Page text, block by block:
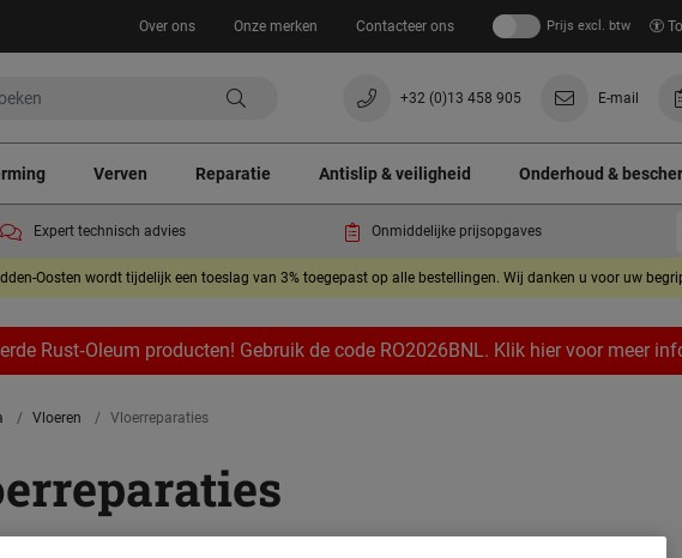
Over ons Onze merken Contacteer ons Prijs excl. btw
+32 (0)13 458 905 E-mail
Verven Reparatie Antislip & veiligheid Onderhoud &
Expert technisch advies Onmiddelijke prijsopgaves
Oosten wordt tijdelijk een toeslag van 3% toegepast op alle bestellingen. Wij danken u voor uw
Rust‑Oleum producten! Gebruik de code RO2026BNL. Klik hier voor meer
Vloeren Vloerreparaties